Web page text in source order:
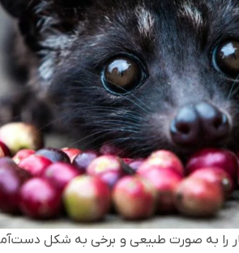
را به صورت طبیعی و برخی به شکل